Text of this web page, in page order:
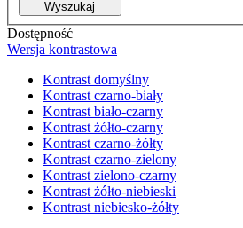
Wyszukaj
Dostępność
Wersja kontrastowa
Kontrast domyślny
Kontrast czarno-biały
Kontrast biało-czarny
Kontrast żółto-czarny
Kontrast czarno-żółty
Kontrast czarno-zielony
Kontrast zielono-czarny
Kontrast żółto-niebieski
Kontrast niebiesko-żółty